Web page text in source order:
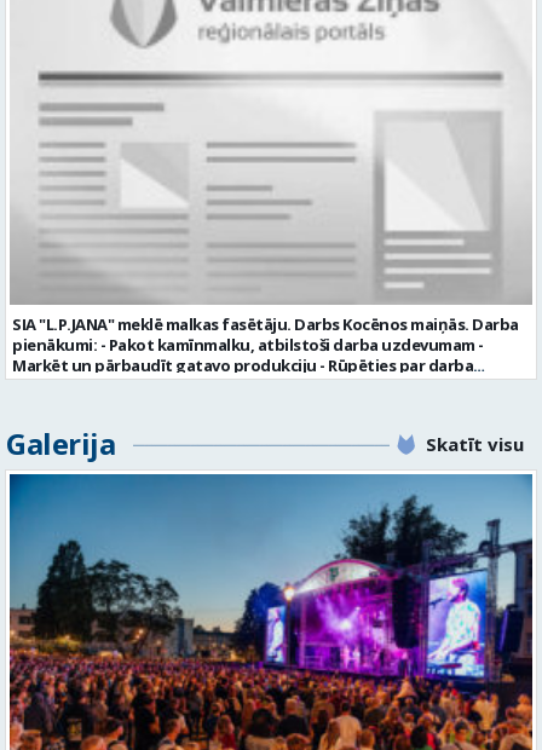
komunikācijas spējas labas iemaņas darbā ar datoru un
elektronisko kases aparātu UZŅĒMUMS PIEDĀVĀ: darbu stabilā
uzņēmumā darba laiku: maiņu grafiks (1. dežūra no plkst. 05.20 līdz
plkst. 16.20 un 2.dežūra no plkst. 12.50-21.00) darba samaksu sākot no
1100 līdz 1250 EUR (pirms nodokļu nomaksas) pilnas sociālās
garantijas veselības apdrošināšanas iespējas dinamisku un
profesionālu darba vidi apmācību pirms darba pienākumu
uzsākšanas CV ar norādi vakancei „dispečers Valmierā” iesniegt līdz
2026. gada 21. augustam (ieskaitot): sūtot elektroniski uz info@vtu-
valmiera.lv personīgi SIA „VTU Valmiera”, Reģ.nr. 40003004220,
„Brandeļi”, Brandeļi, Kocēnu pagasts, Valmieras novads, personāla
daļā darba dienās no plkst. 13:00 līdz 16:00. 2 nedēļu laikā pēc
konkursa termiņa beigām sazināsimies ar pretendentiem, kuri tiks
aicināti uz tikšanos klātienē. Informācijai: 29231565 * Iesniegtos
personas datus SIA “VTU VALMIERA” izmantos, lai konkursa kārtībā
noteiktu vakancei atbilstošāko kandidātu. Ja kandidāts vēlas, lai
viņa personas dati tiktu saglabāti SIA “VTU VALMIERA” iekšējā datu
bāzē ar mērķi tos apstrādāt citos SIA “VTU VALMIERA” personāla
atlases konkursos, tad pieteikumā vakancei lūdzam kandidātam
Valmiera, Valmieras nov. Darba laika veids: Summētais darba laiks
Darba veids: Darbinieka amats uz nenoteiktu laiku Slodze: Viena
vesela slodze Darbības joma: Pakalpojumi Pieteikto vietu skaits: 1
Līgums: Darbinieka amats uz nenoteiktu laiku Aktuāla līdz: 2026-08-
21 Kontaktpersona: CV ar norādi vakancei lūdzu sūtīt uz e-pastu
info@vtu-valmiera.lv vai iesniegt personīgi Izglītības līmenis:
Vispārējā vidējā izglītība
SIA "L.P.JANA" meklē malkas fasētāju. Darbs Kocēnos maiņās. Darba
pienākumi: - Pakot kamīnmalku, atbilstoši darba uzdevumam -
Marķēt un pārbaudīt gatavo produkciju - Rūpēties par darba
padarītā) - Vienmēr laikā izmaksātu algu - Profesionālus un
atbalstošus kolēģus Lūgums CV sūtīt uz e- pastu:
SAIŅOŠANAS OPERATORS Algas izmaksas veids: Laika darba alga
Darba vietas adrese: LATVIJA, Gravas iela 2, Kocēni, Kocēnu pag.,
Valmieras nov. Slodze: Viena vesela slodze Darbības joma: Ražošana
Pieteikto vietu skaits: 2 Aktuāla līdz: 2027-09-07 Darba sākšanas
datums: 2026-08-17 Kontaktpersona: Davids Pavlovs
Galerija Skatīt visu